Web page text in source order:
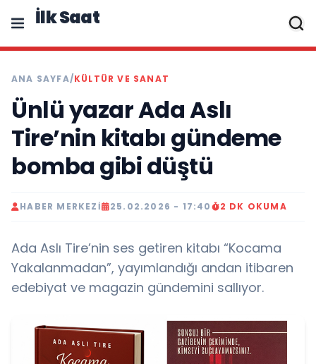
İlk Saat
ANA SAYFA/KÜLTÜR VE SANAT
Ünlü yazar Ada Aslı
Tire’nin kitabı gündeme
bomba gibi düştü
HABER MERKEZI 25.02.2026 - 17:40 2 DK OKUMA
Ada Aslı Tire’nin ses getiren kitabı “Kocama
Yakalanmadan”, yayımlandığı andan itibaren
edebiyat ve magazin gündemini sallıyor.